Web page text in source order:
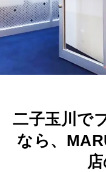
二子玉川で
なら、